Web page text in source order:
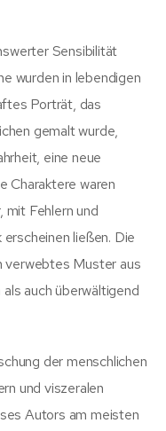
Sensibilität
wurden in lebendigen
Porträt, das
gemalt wurde,
eine neue
Charaktere waren
mit Fehlern und
ließen. Die
verwebtes Muster aus
auch überwältigend
der menschlichen
und viszeralen
Autors am meisten